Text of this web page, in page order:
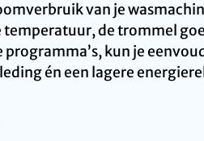
van je
temperatuur, de trommel
kun je
én een lagere